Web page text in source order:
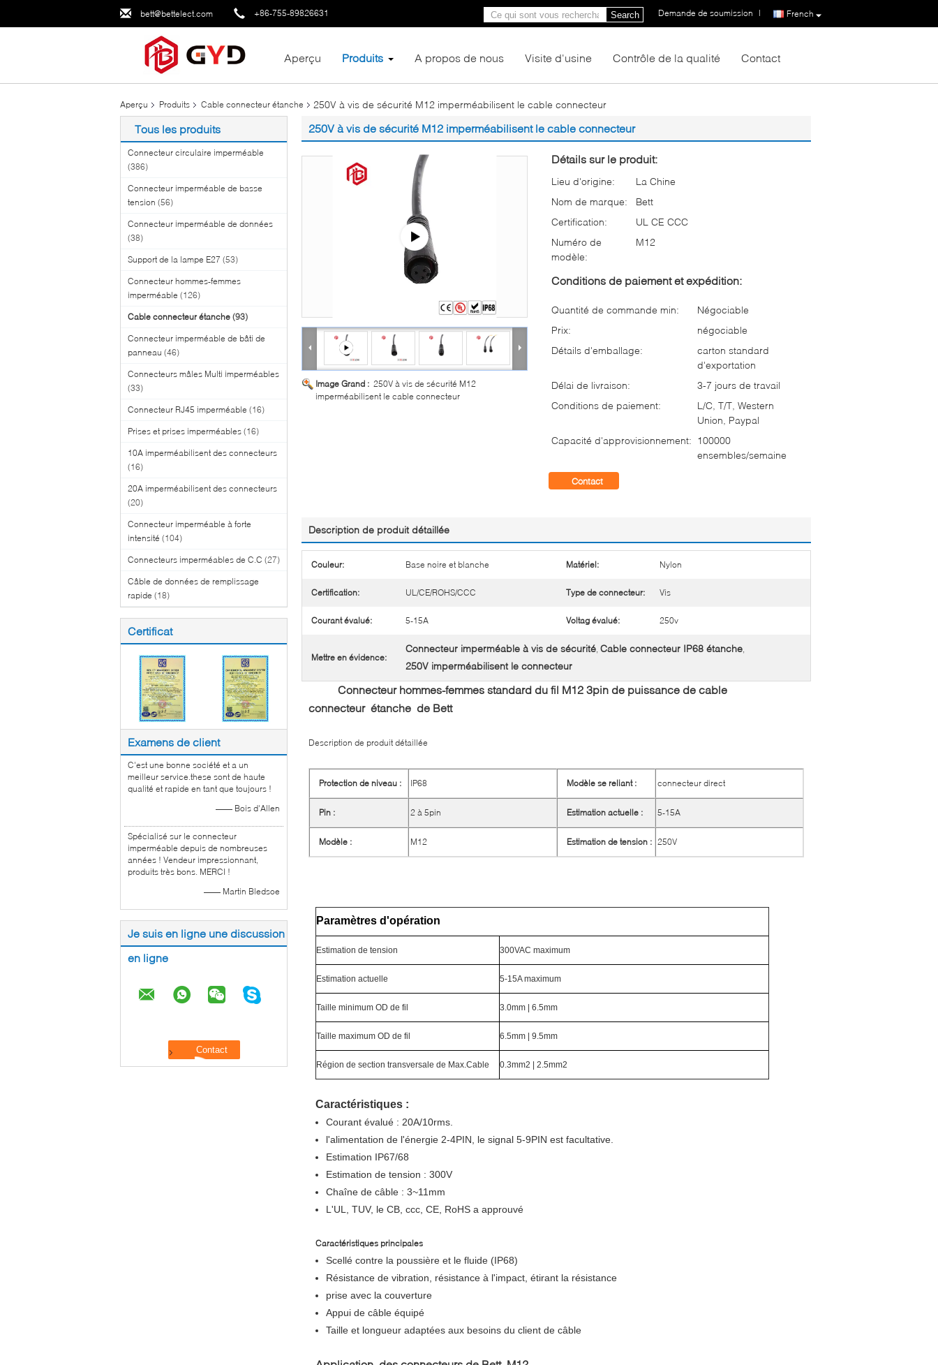
bett@bettelect.com +86-755-89826631 French
Demande de soumission |
Search
Aperçu Produits A propos de nous Visite d'usine Contrôle de la qualité Contact
Aperçu Produits Cable connecteur étanche 250V à vis de sécurité M12 imperméabilisent le cable connecteur
Tous les produits
Connecteur circulaire imperméable
(386)
Connecteur imperméable de basse
tension (56)
Connecteur imperméable de données
(38)
Support de la lampe E27 (53)
Connecteur hommes-femmes
imperméable (126)
Cable connecteur étanche (93)
Connecteur imperméable de bâti de
panneau (46)
Connecteurs mâles Multi imperméables
(33)
Connecteur RJ45 imperméable (16)
Prises et prises imperméables (16)
10A imperméabilisent des connecteurs
(16)
20A imperméabilisent des connecteurs
(20)
Connecteur imperméable à forte
intensité (104)
Connecteurs imperméables de C.C (27)
Câble de données de remplissage
rapide (18)
Certificat
Examens de client
C'est une bonne société et a un
meilleur service.these sont de haute
qualité et rapide en tant que toujours !
—— Bois d'Allen
Spécialisé sur le connecteur
imperméable depuis de nombreuses
années ! Vendeur impressionnant,
produits très bons. MERCI !
—— Martin Bledsoe
Je suis en ligne une discussion
en ligne
250V à vis de sécurité M12 imperméabilisent le cable connecteur
Image Grand : 250V à vis de sécurité M12
imperméabilisent le cable connecteur
Détails sur le produit:
Lieu d'origine:
La Chine
Nom de marque:
Bett
Certification:
UL CE CCC
Numéro de
modèle:
M12
Conditions de paiement et expédition:
Quantité de commande min:
Négociable
Prix:
négociable
Détails d'emballage:
carton standard
d'exportation
Délai de livraison:
3-7 jours de travail
Conditions de paiement:
L/C, T/T, Western
Union, Paypal
Capacité d'approvisionnement: 100000
ensembles/semaine
Contact
Description de produit détaillée
Couleur: Base noire et blanche Matériel: Nylon
Certification: UL/CE/ROHS/CCC Type de connecteur: Vis
Courant évalué: 5-15A Voltag évalué: 250v
Mettre en évidence:
Connecteur imperméable à vis de sécurité Cable connecteur IP68 étanche
250V imperméabilisent le connecteur
Connecteur hommes-femmes standard du fil M12 3pin de puissance de cable
connecteur étanche de Bett
Description de produit détaillée
Protection de niveau : IP68 Modèle se reliant : connecteur direct
Pin : 2 à 5pin Estimation actuelle : 5-15A
Modèle : M12 Estimation de tension : 250V
Paramètres d'opération
Estimation de tension 300VAC maximum
Estimation actuelle 5-15A maximum
Taille minimum OD de fil 3.0mm | 6.5mm
Taille maximum OD de fil 6.5mm | 9.5mm
Région de section transversale de Max.Cable 0.3mm2 | 2.5mm2
Caractéristiques :
Courant évalué : 20A/10rms.
l'alimentation de l'énergie 2-4PIN, le signal 5-9PIN est facultative.
Estimation IP67/68
Estimation de tension : 300V
Chaîne de câble : 3~11mm
L'UL, TUV, le CB, ccc, CE, RoHS a approuvé
Caractéristiques principales
Scellé contre la poussière et le fluide (IP68)
Résistance de vibration, résistance à l'impact, étirant la résistance
prise avec la couverture
Appui de câble équipé
Taille et longueur adaptées aux besoins du client de câble